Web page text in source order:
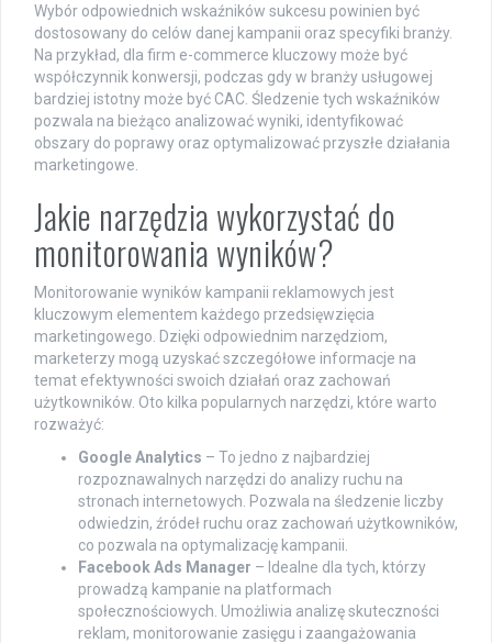
Wybór odpowiednich wskaźników sukcesu powinien być
dostosowany do celów danej kampanii oraz specyfiki branży.
Na przykład, dla firm e-commerce kluczowy może być
współczynnik konwersji, podczas gdy w branży usługowej
bardziej istotny może być CAC. Śledzenie tych wskaźników
pozwala na bieżąco analizować wyniki, identyfikować
obszary do poprawy oraz optymalizować przyszłe działania
marketingowe.
Jakie narzędzia wykorzystać do
monitorowania wyników?
Monitorowanie wyników kampanii reklamowych jest
kluczowym elementem każdego przedsięwzięcia
marketingowego. Dzięki odpowiednim narzędziom,
marketerzy mogą uzyskać szczegółowe informacje na
temat efektywności swoich działań oraz zachowań
użytkowników. Oto kilka popularnych narzędzi, które warto
rozważyć:
Google Analytics – To jedno z najbardziej
rozpoznawalnych narzędzi do analizy ruchu na
stronach internetowych. Pozwala na śledzenie liczby
odwiedzin, źródeł ruchu oraz zachowań użytkowników,
co pozwala na optymalizację kampanii.
Facebook Ads Manager – Idealne dla tych, którzy
prowadzą kampanie na platformach
społecznościowych. Umożliwia analizę skuteczności
reklam, monitorowanie zasięgu i zaangażowania